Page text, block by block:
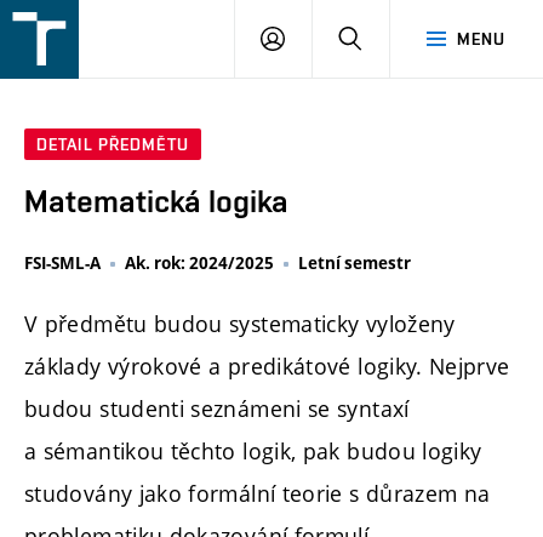
v
MENU
PŘIHLÁŠENÍ
DETAIL PŘEDMĚTU
Matematická logika
FSI-SML-A Ak. rok: 2024/2025 Letní semestr
V předmětu budou systematicky vyloženy
základy výrokové a predikátové logiky. Nejprve
budou studenti seznámeni se syntaxí
a sémantikou těchto logik, pak budou logiky
studovány jako formální teorie s důrazem na